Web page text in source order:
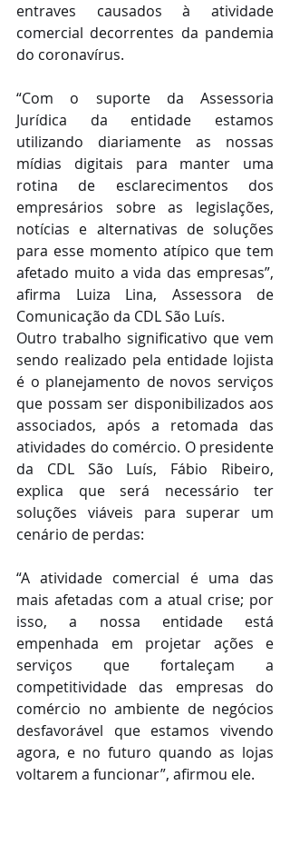
entraves causados à atividade
comercial decorrentes da pandemia
do coronavírus.
“Com o suporte da Assessoria
Jurídica da entidade estamos
utilizando diariamente as nossas
mídias digitais para manter uma
rotina de esclarecimentos dos
empresários sobre as legislações,
notícias e alternativas de soluções
para esse momento atípico que tem
afetado muito a vida das empresas”,
afirma Luiza Lina, Assessora de
Comunicação da CDL São Luís.
Outro trabalho significativo que vem
sendo realizado pela entidade lojista
é o planejamento de novos serviços
que possam ser disponibilizados aos
associados, após a retomada das
atividades do comércio. O presidente
da CDL São Luís, Fábio Ribeiro,
explica que será necessário ter
soluções viáveis para superar um
cenário de perdas:
“A atividade comercial é uma das
mais afetadas com a atual crise; por
isso, a nossa entidade está
empenhada em projetar ações e
serviços que fortaleçam a
competitividade das empresas do
comércio no ambiente de negócios
desfavorável que estamos vivendo
agora, e no futuro quando as lojas
voltarem a funcionar”, afirmou ele.